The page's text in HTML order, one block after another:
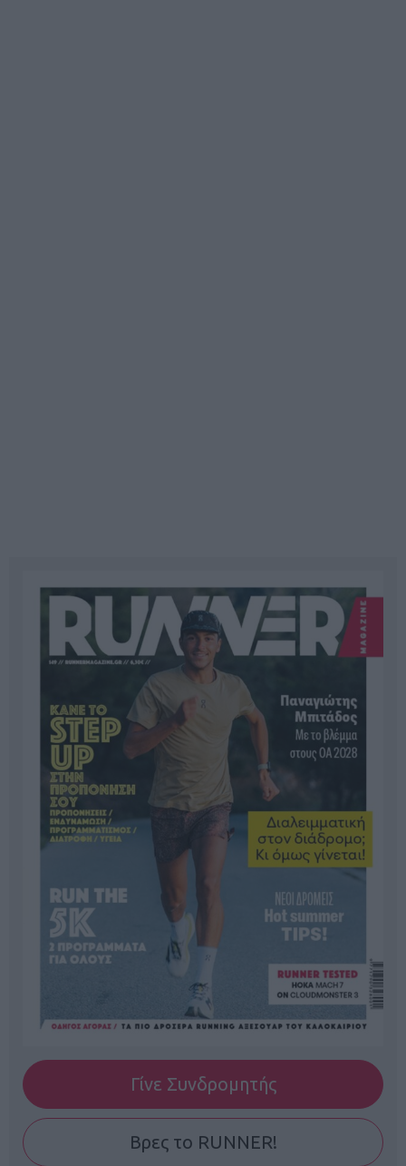
Γίνε Συνδρομητής
Βρες το RUNNER!